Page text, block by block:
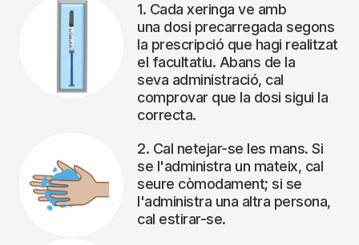
1. Cada xeringa ve amb
una dosi precarregada segons
la prescripció que hagi realitzat
el facultatiu. Abans de la
seva administració, cal
comprovar que la dosi sigui la
correcta.
2. Cal netejar-se les mans. Si
se l'administra un mateix, cal
seure còmodament; si se
l'administra una altra persona,
cal estirar-se.